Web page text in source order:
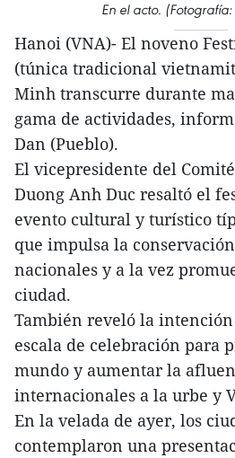
En el acto.
Hanoi (VNA)- El noveno
(túnica tradicional
Minh transcurre durante
gama de actividades,
Dan (Pueblo).
El vicepresidente del
Duong Anh Duc resaltó el
evento cultural y turístico
que impulsa la
nacionales y a la vez
ciudad.
También reveló la
escala de celebración para
mundo y aumentar la
internacionales a la urbe y
En la velada de ayer, los
contemplaron una